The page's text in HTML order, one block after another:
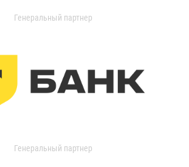
Генеральный партнер
Генеральный партнер